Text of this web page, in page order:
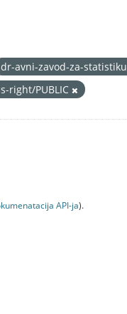
dr-avni-zavod-za-statistiku
right/PUBLIC
API-jа).